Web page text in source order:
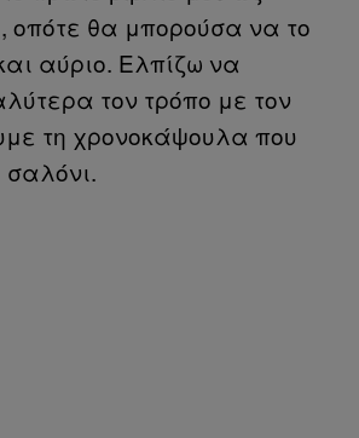
οπότε θα μπορούσα να το
αύριο. Ελπίζω να
τον τρόπο με τον
τη χρονοκάψουλα που